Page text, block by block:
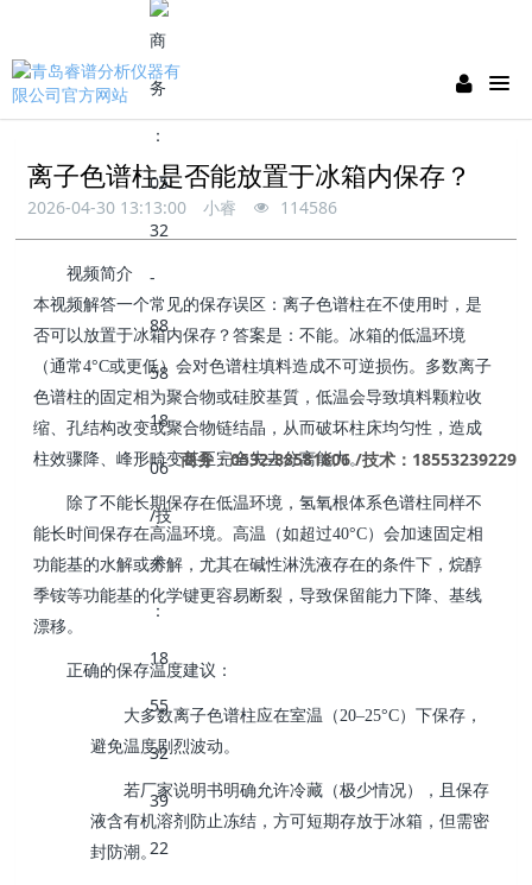
商务：0532-88581806 /技术：18553239229
离子色谱柱是否能放置于冰箱内保存？
2026-04-30 13:13:00 小睿 114586
视频简介
本视频解答一个常见的保存误区：离子色谱柱在不使用时，是
否可以放置于冰箱内保存？答案是：不能。冰箱的低温环境
（通常4°C或更低）会对色谱柱填料造成不可逆损伤。多数离子
色谱柱的固定相为聚合物或硅胶基質，低温会导致填料颗粒收
缩、孔结构改变或聚合物链结晶，从而破坏柱床均匀性，造成
柱效骤降、峰形畸变甚至完全失去分离能力。
除了不能长期保存在低温环境，氢氧根体系色谱柱同样不
能长时间保存在高温环境。高温（如超过40°C）会加速固定相
功能基的水解或分解，尤其在碱性淋洗液存在的条件下，烷醇
季铵等功能基的化学键更容易断裂，导致保留能力下降、基线
漂移。
正确的保存温度建议：
大多数离子色谱柱应在室温（ 20–25°C）下保存，
避免温度剧烈波动。
若厂家说明书明确允许冷藏（极少情况），且保存
液含有机溶剂防止冻结，方可短期存放于冰箱，但需密
封防潮。